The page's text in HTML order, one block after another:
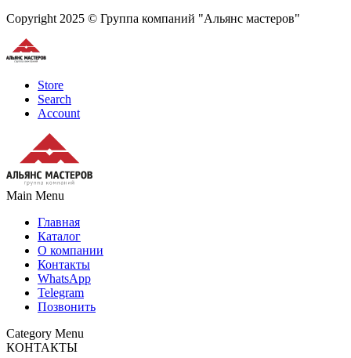
Copyright 2025 © Группа компаний "Альянс мастеров"
Store
Search
Account
Main Menu
Главная
Каталог
О компании
Контакты
WhatsApp
Telegram
Позвонить
Category Menu
КОНТАКТЫ